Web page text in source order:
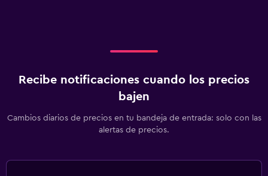
Recibe notificaciones cuando los precios
bajen
Cambios diarios de precios en tu bandeja de entrada: solo con las
alertas de precios.